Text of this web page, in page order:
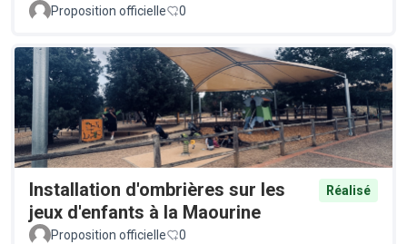
Proposition officielle 0
Installation d'ombrières sur les
jeux d'enfants à la Maourine
Réalisé
Proposition officielle 0